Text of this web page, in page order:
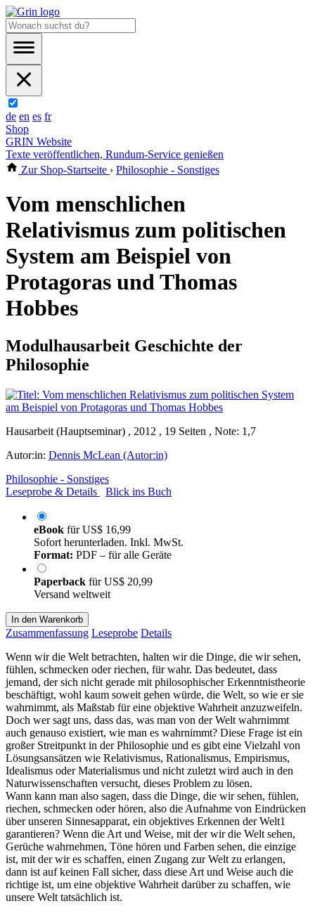
de en es fr
Shop
GRIN Website
Texte veröffentlichen, Rundum-Service genießen
Zur Shop-Startseite › Philosophie - Sonstiges
Vom menschlichen
Relativismus zum politischen
System am Beispiel von
Protagoras und Thomas
Hobbes
Modulhausarbeit Geschichte der
Philosophie
Hausarbeit (Hauptseminar) , 2012 , 19 Seiten , Note: 1,7
Autor:in: Dennis McLean (Autor:in)
Philosophie - Sonstiges
Leseprobe & Details
Blick ins Buch
eBook fürUS$ 16,99
Sofort herunterladen. Inkl. MwSt.
Format: PDF – für alle Geräte
Paperback fürUS$ 20,99
Versand weltweit
In den Warenkorb
Zusammenfassung Leseprobe Details
Wenn wir die Welt betrachten, halten wir die Dinge, die wir sehen,
fühlen, schmecken oder riechen, für wahr. Das bedeutet, dass
jemand, der sich nicht gerade mit philosophischer Erkenntnistheorie
beschäftigt, wohl kaum soweit gehen würde, die Welt, so wie er sie
wahrnimmt, als Maßstab für eine objektive Wahrheit anzuzweifeln.
Doch wer sagt uns, dass das, was man von der Welt wahrnimmt
auch genauso existiert, wie man es wahrnimmt? Diese Frage ist ein
großer Streitpunkt in der Philosophie und es gibt eine Vielzahl von
Lösungsansätzen wie Relativismus, Rationalismus, Empirismus,
Idealismus oder Materialismus und nicht zuletzt wird auch in den
Naturwissenschaften versucht, dieses Problem zu lösen.
Wann kann man also sagen, dass die Dinge, die wir sehen, fühlen,
riechen, schmecken oder hören, also die Aufnahme von Eindrücken
über unseren Sinnesapparat, ein objektives Erkennen der Welt1
garantieren? Wenn die Art und Weise, mit der wir die Welt sehen,
Gerüche wahrnehmen, Töne hören und Farben sehen, die einzige
ist, mit der wir es schaffen, einen Zugang zur Welt zu erlangen,
dann ist auf keinen Fall sicher, dass diese Art und Weise auch die
richtige ist, um eine objektive Wahrheit darüber zu schaffen, wie
unsere Welt tatsächlich ist.